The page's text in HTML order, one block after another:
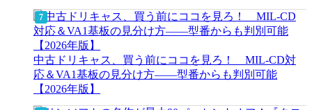
中古ドリキャス、買う前にココを見ろ！ MIL-CD対
応＆VA1基板の見分け方——型番からも判別可能
【2026年版】